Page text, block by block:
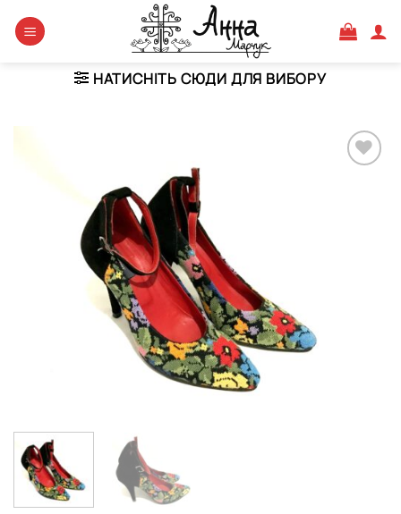
НАТИСНІТЬ СЮДИ ДЛЯ ВИБОРУ